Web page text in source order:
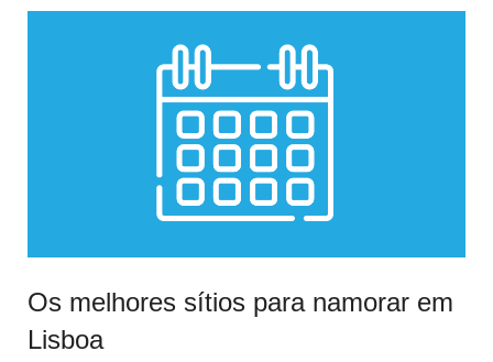
Os melhores sítios para namorar em
Lisboa